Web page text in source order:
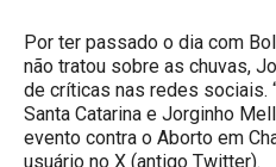
Por ter passado o dia com
não tratou sobre as chuvas,
de críticas nas redes sociais.
Santa Catarina e Jorginho
evento contra o Aborto em
usuário no X (antigo Twitter).